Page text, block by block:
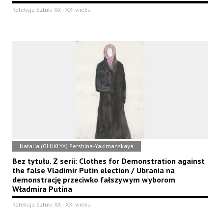
Kolekcja Sztuki XX i XXI wieku
Natalia (GLUKLYA) Pershina-Yakimanskaya
Bez tytułu. Z serii: Clothes for Demonstration against
the false Vladimir Putin election / Ubrania na
demonstrację przeciwko fałszywym wyborom
Władmira Putina
Kolekcja Sztuki XX i XXI wieku